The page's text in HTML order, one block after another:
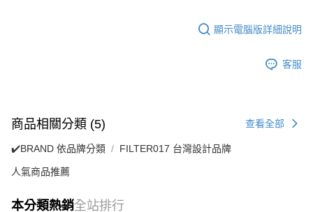
顯示電腦版詳細說明
客服
商品相關分類 (5) 查看全部
✔️BRAND 依品牌分類 FILTER017 台灣設計品牌
人氣商品推薦
本分類熱銷全站排行